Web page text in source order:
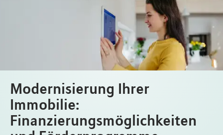
Modernisierung Ihrer
Immobilie:
Finanzierungsmöglichkeiten